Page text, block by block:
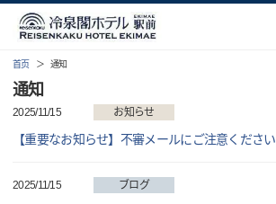
首页 通知
通知
2025/11/15 お知らせ
【重要なお知らせ】不審メールにご注意ください
2025/11/15 ブログ